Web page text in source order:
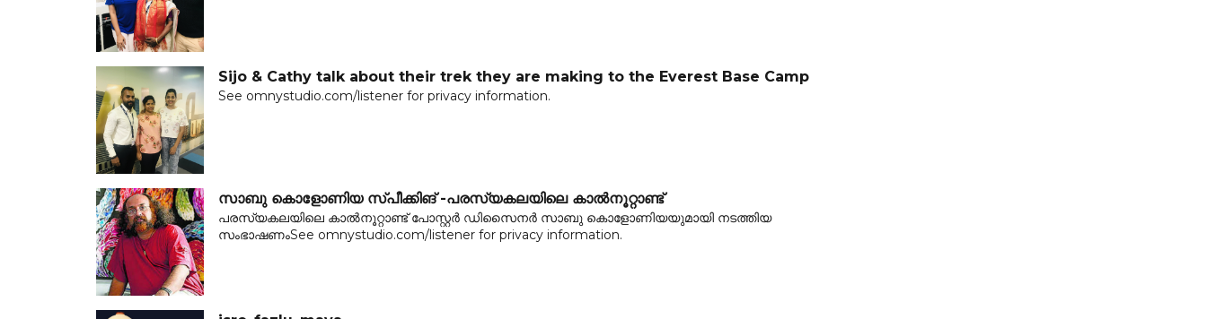
Sijo & Cathy talk about their trek they are making to the Everest Base Camp
See omnystudio.com/listener for privacy information.
സാബു കൊളോണിയ സ്‌പീക്കിങ് -പരസ്യകലയിലെ കാൽനൂറ്റാണ്ട്
പരസ്യകലയിലെ കാൽനൂറ്റാണ്ട് പോസ്റ്റർ ഡിസൈനർ സാബു കൊളോണിയയുമായി നടത്തിയ
സംഭാഷണംSee omnystudio.com/listener for privacy information.